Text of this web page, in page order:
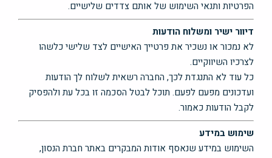
הפרטיות ותנאי השימוש של אותם צדדים שלישיים.
דיוור ישיר ומשלוח הודעות
לא נמכור או נשכיר את פרטייך האישיים לצד שלישי כלשהו
לצרכיו השיווקיים.
כל עוד לא התנגדת לכך, החברה רשאית לשלוח לך הודעות
ועדכונים מפעם לפעם. תוכל לבטל הסכמה זו בכל עת ולהפסיק
לקבל הודעות כאמור.
שימוש במידע
השימוש במידע שנאסף אודות המבקרים באתר חברת הנסון,